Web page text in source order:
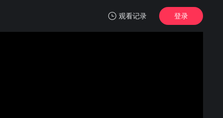
观看记录 登录